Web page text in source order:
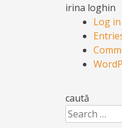
irina loghin
Log in
caută
Search